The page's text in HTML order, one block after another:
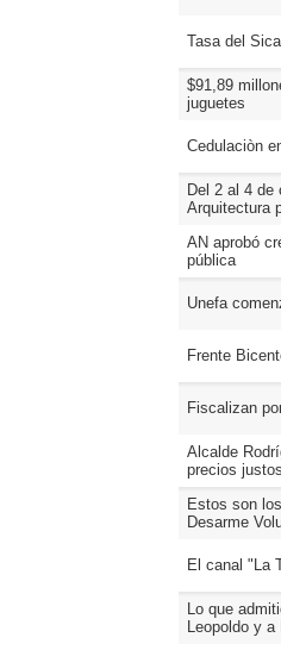
Tasa del
$91,89
juguetes
Cedulaciòn
Del 2 al 4 de
Arquitectura
AN aprobó
pública
Unefa
Frente
Fiscalizan
Alcalde
precios justos
Estos son
Desarme
El canal "La
Lo que
Leopoldo y a